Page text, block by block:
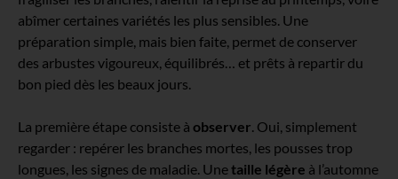
abîmer certaines variétés les plus sensibles. Une
préparation simple, mais bien faite, permet de conserver
des arbustes vigoureux, équilibrés… et prêts à repartir du
bon pied dès les beaux jours.
La première étape consiste à observer . Oui, simplement
regarder : repérer les branches mortes, les pousses trop
longues, les signes de maladie. Unetaille légère à l’automne